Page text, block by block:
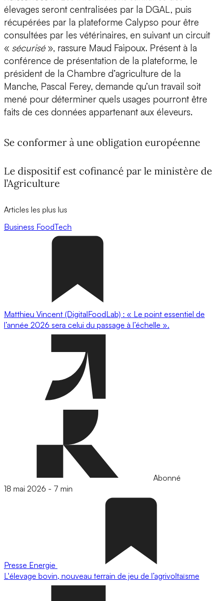
élevages seront centralisées par la DGAL, puis
récupérées par la plateforme Calypso pour être
consultées par les vétérinaires, en suivant un circuit
« sécurisé », rassure Maud Faipoux. Présent à la
conférence de présentation de la plateforme, le
président de la Chambre d’agriculture de la
Manche, Pascal Ferey, demande qu’un travail soit
mené pour déterminer quels usages pourront être
faits de ces données appartenant aux éleveurs.
Se conformer à une obligation européenne
Le dispositif est cofinancé par le ministère de
l’Agriculture
Articles les plus lus
Business FoodTech
Matthieu Vincent (DigitalFoodLab) : « Le point essentiel de
l’année 2026 sera celui du passage à l’échelle ».
Abonné
18 mai 2026 - 7 min
Presse Energie
L'élevage bovin, nouveau terrain de jeu de l’agrivoltaïsme